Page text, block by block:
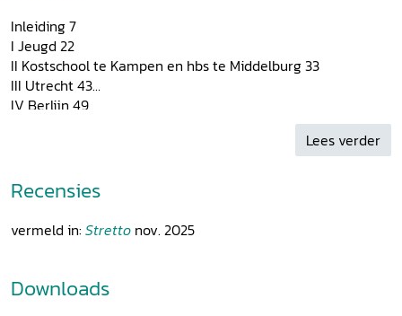
Inleiding 7
I Jeugd 22
II Kostschool te Kampen en hbs te Middelburg 33
III Utrecht 43
IV Berlijn 49
VIII Amsterdam [en terugkeer naar Zeeland] 77
IX Bekering, de nieuwe maatschappij, Parijs 92
X In het Heilsleger 100
1904 113
XIII Aerdenhout, Parijs 133
Lees verder
Recensies
vermeld in: Stretto nov. 2025
Downloads